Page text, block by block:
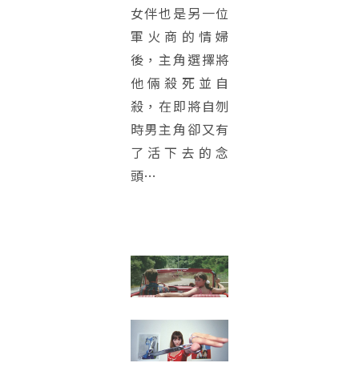
女伴也是另一位
軍火商的情婦
後，主角選擇將
他倆殺死並自
殺，在即將自刎
時男主角卻又有
了活下去的念
頭…